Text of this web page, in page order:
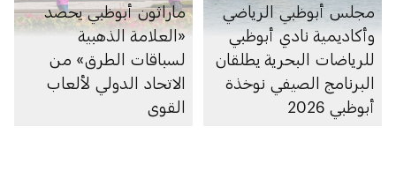
مجلس أبوظبي الرياضي
وأكاديمية نادي أبوظبي
للرياضات البحرية يطلقان
البرنامج الصيفي نوخذة
أبوظبي 2026
ماراثون أبوظبي يحصد
«العلامة الذهبية
لسباقات الطرق» من
الاتحاد الدولي لألعاب
القوى